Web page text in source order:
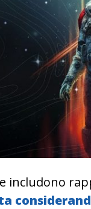
includono